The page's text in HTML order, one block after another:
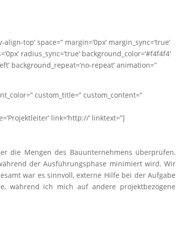
top’ space=” margin=’0px’ margin_sync=’true’
radius_sync=’true’ background_color=’#f4f4f4′
background_repeat=’no-repeat’ animation=”
custom_title=” custom_content=”
link=’http://’ linktext=”]
die Mengen des Bauunternehmens überprüfen,
der Ausführungsphase minimiert wird. Wir
war es sinnvoll, externe Hilfe bei der Aufgabe
während ich mich auf andere projektbezogene